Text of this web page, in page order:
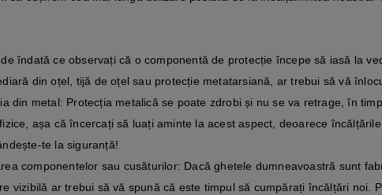
îndată ce observați că o componentă de protecție începe să iasă la
din oțel, tijă de oțel sau protecție metatarsiană, ar trebui să vă
din metal: Protecția metalică se poate zdrobi și nu se va retrage, în
așa că încercați să luați aminte la acest aspect, deoarece
te la siguranță!
componentelor sau cusăturilor: Dacă ghetele dumneavoastră sunt
vizibilă ar trebui să vă spună că este timpul să cumpărați încălțări noi.